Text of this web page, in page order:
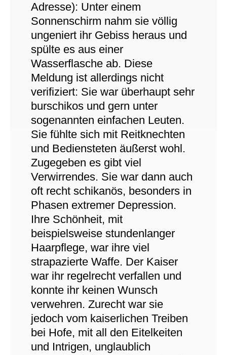
Adresse): Unter einem
Sonnenschirm nahm sie völlig
ungeniert ihr Gebiss heraus und
spülte es aus einer
Wasserflasche ab. Diese
Meldung ist allerdings nicht
verifiziert: Sie war überhaupt sehr
burschikos und gern unter
sogenannten einfachen Leuten.
Sie fühlte sich mit Reitknechten
und Bediensteten äußerst wohl.
Zugegeben es gibt viel
Verwirrendes. Sie war dann auch
oft recht schikanös, besonders in
Phasen extremer Depression.
Ihre Schönheit, mit
beispielsweise stundenlanger
Haarpflege, war ihre viel
strapazierte Waffe. Der Kaiser
war ihr regelrecht verfallen und
konnte ihr keinen Wunsch
verwehren. Zurecht war sie
jedoch vom kaiserlichen Treiben
bei Hofe, mit all den Eitelkeiten
und Intrigen, unglaublich